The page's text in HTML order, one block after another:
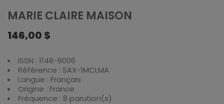
MARIE CLAIRE MAISON
146,00 $
ISSN : 1148-9006
Référence : SAX-1MCLMA
Langue : Français
Origine : France
Fréquence : 8 parution(s)